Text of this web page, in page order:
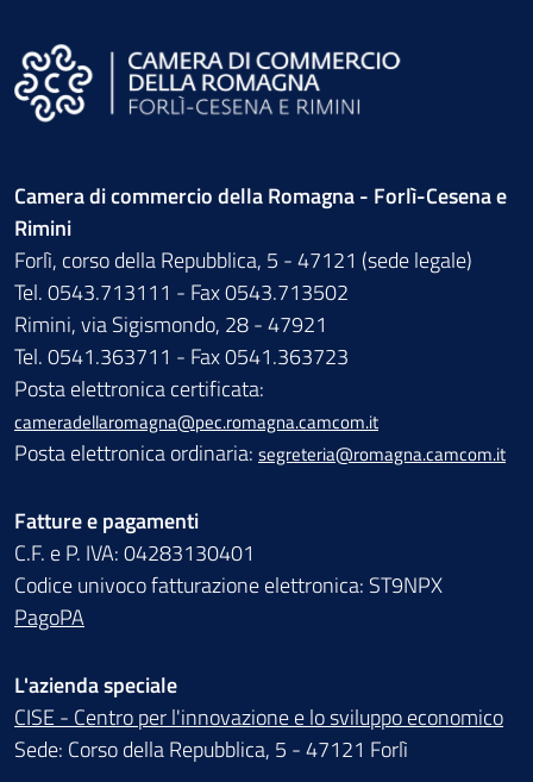
Camera di commercio della Romagna - Forlì-Cesena e
Rimini
Forlì, corso della Repubblica, 5 - 47121 (sede legale)
Tel. 0543.713111 - Fax 0543.713502
Rimini, via Sigismondo, 28 - 47921
Tel. 0541.363711 - Fax 0541.363723
Posta elettronica certificata:
cameradellaromagna@pec.romagna.camcom.it
Posta elettronica ordinaria: segreteria@romagna.camcom.it
Fatture e pagamenti
C.F. e P. IVA: 04283130401
Codice univoco fatturazione elettronica: ST9NPX
PagoPA
L'azienda speciale
CISE - Centro per l'innovazione e lo sviluppo economico
Sede: Corso della Repubblica, 5 - 47121 Forlì